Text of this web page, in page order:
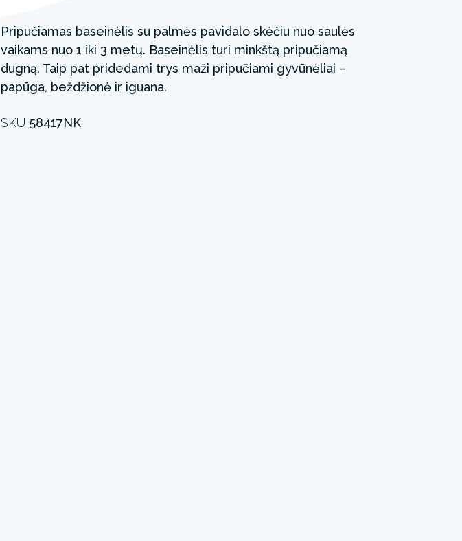
Pripučiamas baseinėlis su palmės pavidalo skėčiu nuo saulės
vaikams nuo 1 iki 3 metų. Baseinėlis turi minkštą pripučiamą
dugną. Taip pat pridedami trys maži pripučiami gyvūnėliai –
papūga, beždžionė ir iguana.
SKU 58417NK